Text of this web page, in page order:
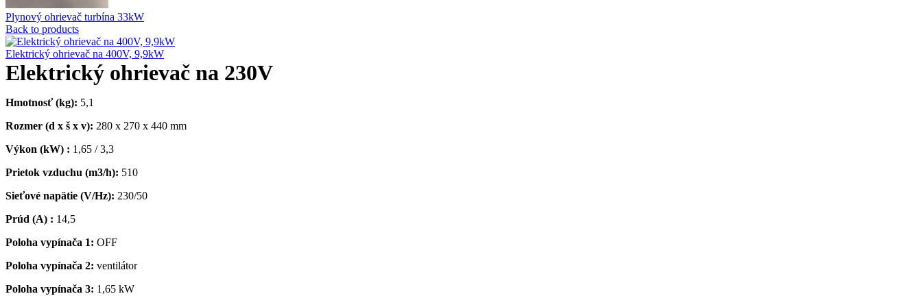
Plynový ohrievač turbína 33kW
Back to products
Elektrický ohrievač na 400V, 9,9kW
Elektrický ohrievač na 230V
Hmotnosť (kg): 5,1
Rozmer (d x š x v): 280 x 270 x 440 mm
Výkon (kW) : 1,65 / 3,3
Prietok vzduchu (m3/h): 510
Sieťové napätie (V/Hz): 230/50
Prúd (A) : 14,5
Poloha vypínača 1: OFF
Poloha vypínača 2: ventilátor
Poloha vypínača 3: 1,65 kW